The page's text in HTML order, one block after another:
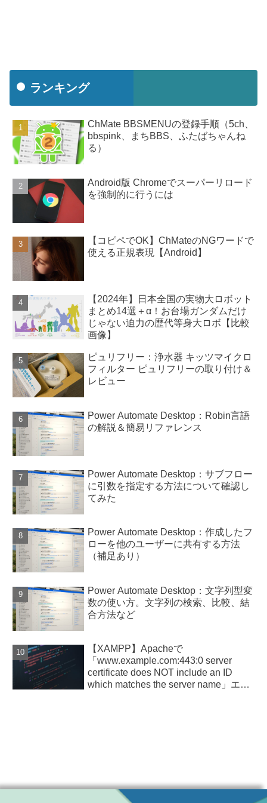
ランキング
ChMate BBSMENUの登録手順（5ch、
bbspink、まちBBS、ふたばちゃんね
る）
Android版 Chromeでスーパーリロード
を強制的に行うには
【コピペでOK】ChMateのNGワードで
使える正規表現【Android】
【2024年】日本全国の実物大ロボット
まとめ14選＋α！お台場ガンダムだけ
じゃない迫力の歴代等身大ロボ【比較
画像】
ピュリフリー：浄水器 キッツマイクロ
フィルター ピュリフリーの取り付け＆
レビュー
Power Automate Desktop：Robin言語
の解説＆簡易リファレンス
Power Automate Desktop：サブフロー
に引数を指定する方法について確認し
てみた
Power Automate Desktop：作成したフ
ローを他のユーザーに共有する方法
（補足あり）
Power Automate Desktop：文字列型変
数の使い方。文字列の検索、比較、結
合方法など
【XAMPP】Apacheで
「www.example.com:443:0 server
certificate does NOT include an ID
which matches the server name」エラ